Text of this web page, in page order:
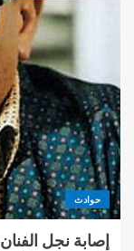
حوادث
إصابة نجل